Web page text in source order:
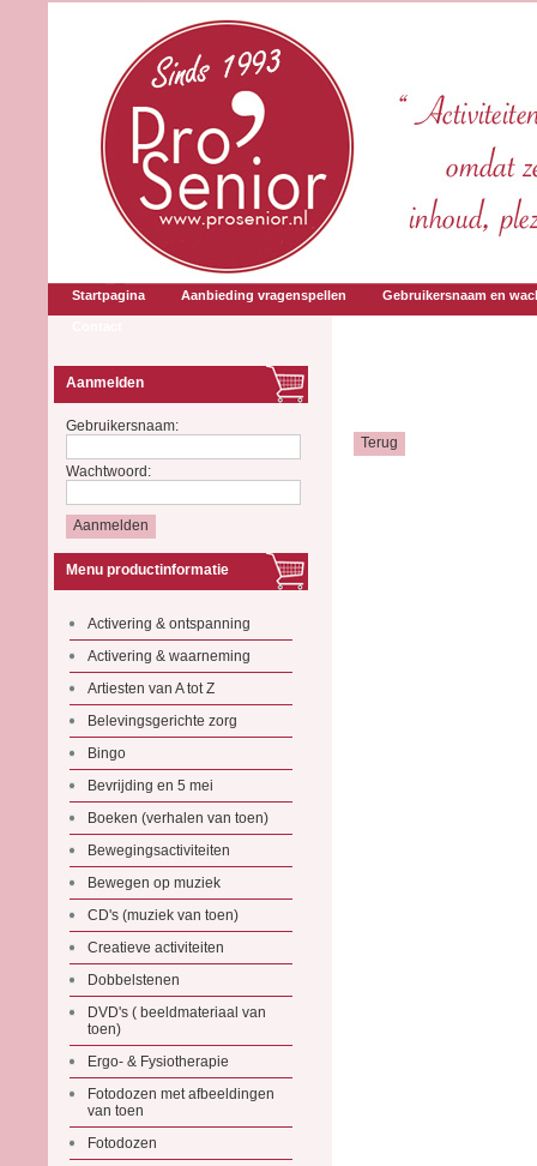
Startpagina Aanbieding vragenspellen Gebruikersnaam en
Aanmelden
Gebruikersnaam:
Wachtwoord:
Menu productinformatie
Activering & ontspanning
Activering & waarneming
Artiesten van A tot Z
Belevingsgerichte zorg
Bingo
Bevrijding en 5 mei
Boeken (verhalen van toen)
Bewegingsactiviteiten
Bewegen op muziek
CD's (muziek van toen)
Creatieve activiteiten
Dobbelstenen
DVD's ( beeldmateriaal van
toen)
Ergo- & Fysiotherapie
Fotodozen met afbeeldingen
van toen
Fotodozen
Terug